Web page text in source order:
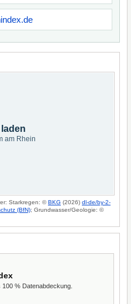
am Rhein
Starkregen: ©BKG (2026) dl-de/by-2-
(BfN); Grundwasser/Geologie: ©
% Datenabdeckung.